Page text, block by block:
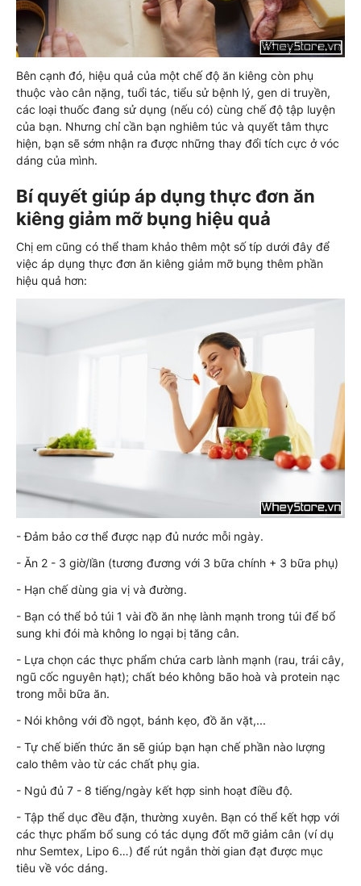
Bên cạnh đó, hiệu quả của một chế độ ăn kiêng còn phụ
thuộc vào cân nặng, tuổi tác, tiểu sử bệnh lý, gen di truyền,
các loại thuốc đang sử dụng (nếu có) cùng chế độ tập luyện
của bạn. Nhưng chỉ cần bạn nghiêm túc và quyết tâm thực
hiện, bạn sẽ sớm nhận ra được những thay đổi tích cực ở vóc
dáng của mình.
Bí quyết giúp áp dụng thực đơn ăn
kiêng giảm mỡ bụng hiệu quả
Chị em cũng có thể tham khảo thêm một số típ dưới đây để
việc áp dụng thực đơn ăn kiêng giảm mỡ bụng thêm phần
hiệu quả hơn:
- Đảm bảo cơ thể được nạp đủ nước mỗi ngày.
- Ăn 2 - 3 giờ/lần (tương đương với 3 bữa chính + 3 bữa phụ)
- Hạn chế dùng gia vị và đường.
- Bạn có thể bỏ túi 1 vài đồ ăn nhẹ lành mạnh trong túi để bổ
sung khi đói mà không lo ngại bị tăng cân.
- Lựa chọn các thực phẩm chứa carb lành mạnh (rau, trái cây,
ngũ cốc nguyên hạt); chất béo không bão hoà và protein nạc
trong mỗi bữa ăn.
- Nói không với đồ ngọt, bánh kẹo, đồ ăn vặt,...
- Tự chế biến thức ăn sẽ giúp bạn hạn chế phần nào lượng
calo thêm vào từ các chất phụ gia.
- Ngủ đủ 7 - 8 tiếng/ngày kết hợp sinh hoạt điều độ.
- Tập thể dục đều đặn, thường xuyên. Bạn có thể kết hợp với
các thực phẩm bổ sung có tác dụng đốt mỡ giảm cân (ví dụ
như Semtex, Lipo 6…) để rút ngắn thời gian đạt được mục
tiêu về vóc dáng.